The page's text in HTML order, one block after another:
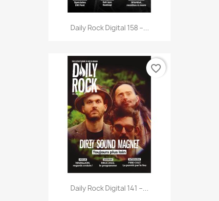
Daily Rock Digital 158 –...
Daily Rock Digital 141 –...
favorite_border